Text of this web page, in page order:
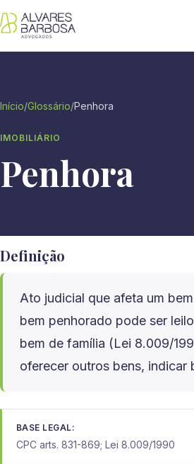
Início/Glossário/Penhora
IMOBILIÁRIO
Penhora
Definição
Ato judicial que afeta um
bem penhorado pode ser
bem de família (Lei 8.009/
oferecer outros bens, indicar
BASE LEGAL:
CPC arts. 831-869; Lei 8.009/1990